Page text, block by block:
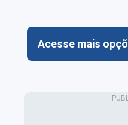
Acesse mais